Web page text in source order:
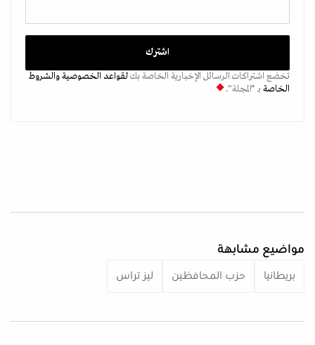
تخضع اشتراكات الرسائل الإخبارية الخاصة بكلقواعد الخصوصيةوالشروط
الخاصة بـ “المجلة".
مواضيع مشابهة
بريطانيا حزب المحافظين ليز تراس